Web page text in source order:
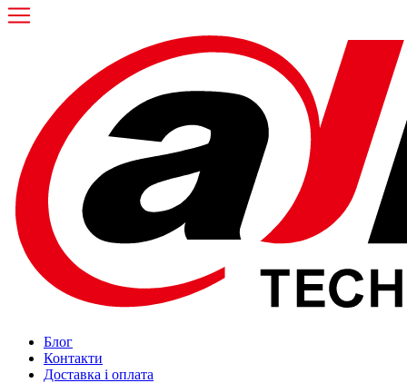
Блог
Контакти
Доставка і оплата